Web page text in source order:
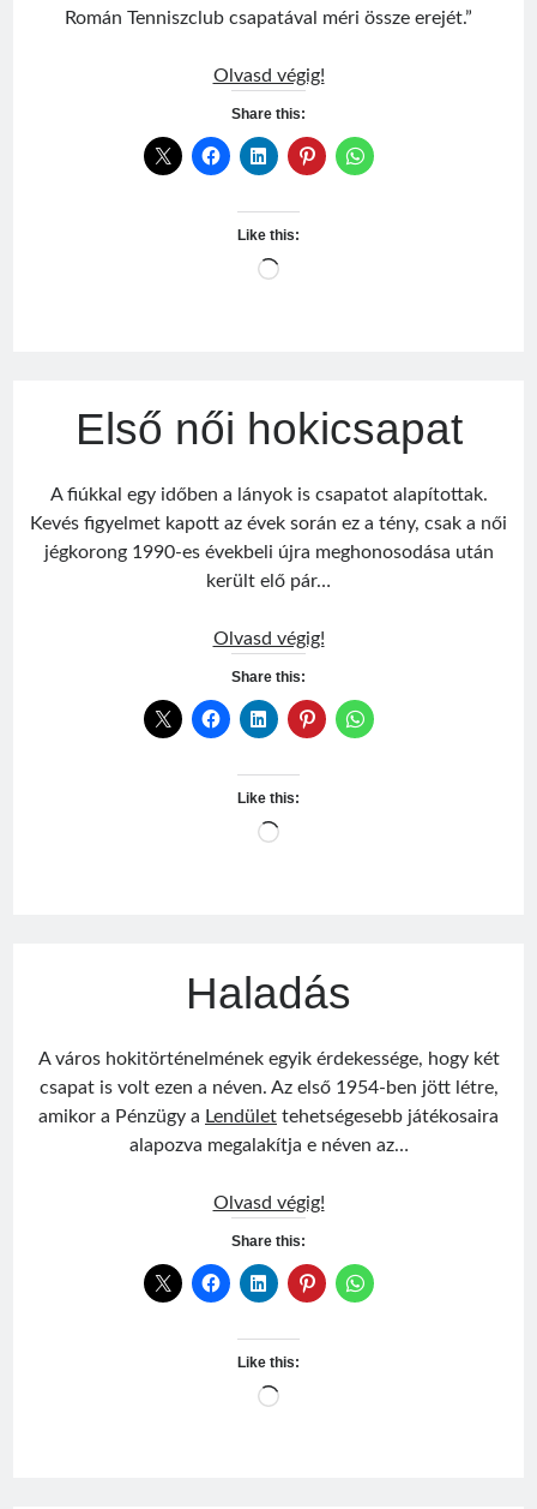
Román Tenniszclub csapatával méri össze erejét.”
Olvasd végig!Első
Share this:
Like this:
Loading…
Első női hokicsapat
A fiúkkal egy időben a lányok is csapatot alapítottak.
Kevés figyelmet kapott az évek során ez a tény, csak a női
jégkorong 1990-es évekbeli újra meghonosodása után
került elő pár…
Olvasd végig!Első
hokicsapat
Share this:
Like this:
Loading…
Haladás
A város hokitörténelmének egyik érdekessége, hogy két
csapat is volt ezen a néven. Az első 1954-ben jött létre,
amikor a Pénzügy a Lendület tehetségesebb játékosaira
alapozva megalakítja e néven az…
Olvasd végig!Haladás
Share this:
Like this:
Loading…